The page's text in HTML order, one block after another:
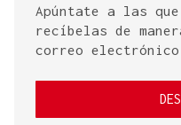
Apúntate a las
recíbelas de
correo electrónico